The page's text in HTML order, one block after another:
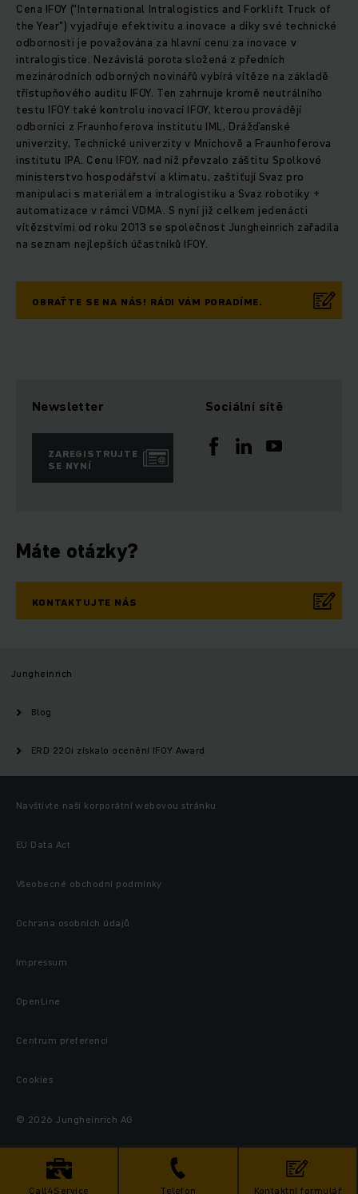
Call4Service Telefon Kontaktní formulář
Cena IFOY ("International Intralogistics and Forklift Truck of
the Year") vyjadřuje efektivitu a inovace a díky své technické
odbornosti je považována za hlavní cenu za inovace v
intralogistice. Nezávislá porota složená z předních
mezinárodních odborných novinářů vybírá vítěze na základě
třístupňového auditu IFOY. Ten zahrnuje kromě neutrálního
testu IFOY také kontrolu inovací IFOY, kterou provádějí
odborníci z Fraunhoferova institutu IML, Drážďanské
univerzity, Technické univerzity v Mnichově a Fraunhoferova
institutu IPA. Cenu IFOY, nad níž převzalo záštitu Spolkové
ministerstvo hospodářství a klimatu, zaštiťují Svaz pro
manipulaci s materiálem a intralogistiku a Svaz robotiky +
automatizace v rámci VDMA. S nyní již celkem jedenácti
vítězstvími od roku 2013 se společnost Jungheinrich zařadila
na seznam nejlepších účastníků IFOY.
OBRAŤTE SE NA NÁS! RÁDI VÁM PORADÍME.
Newsletter
ZAREGISTRUJTE
SE NYNÍ
Sociální sítě
Máte otázky?
KONTAKTUJTE NÁS
Jungheinrich
Blog
ERD 220i získalo ocenění IFOY Award
Navštivte naši korporátní webovou stránku
EU Data Act
Všeobecné obchodní podmínky
Ochrana osobních údajů
Impressum
OpenLine
Centrum preferencí
Cookies
© 2026 Jungheinrich AG